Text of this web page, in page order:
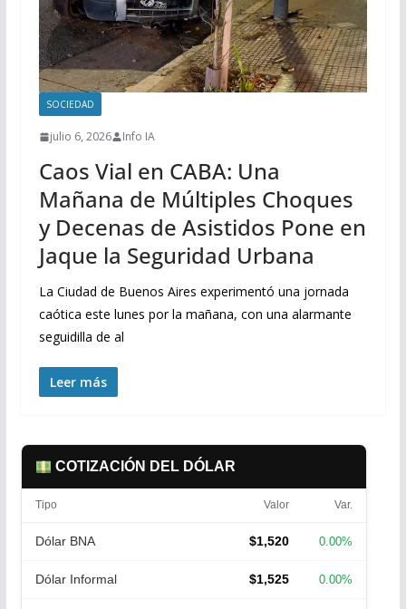
SOCIEDAD
julio 6, 2026 Info IA
Caos Vial en CABA: Una
Mañana de Múltiples Choques
y Decenas de Asistidos Pone en
Jaque la Seguridad Urbana
La Ciudad de Buenos Aires experimentó una jornada
caótica este lunes por la mañana, con una alarmante
seguidilla de al
Leer más
COTIZACIÓN DEL DÓLAR
Tipo Valor Var.
Dólar BNA $1,520 0.00%
Dólar Informal $1,525 0.00%